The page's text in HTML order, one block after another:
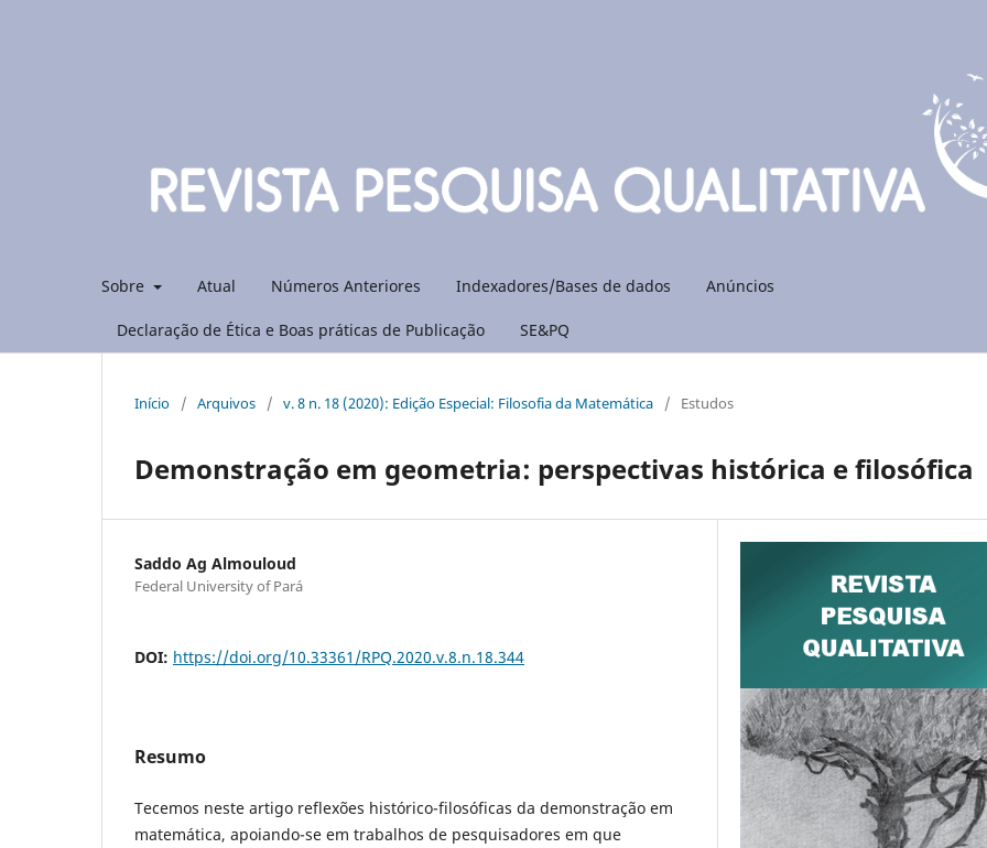
Sobre Atual Números Anteriores Indexadores/Bases de dados Anúncios
Declaração de Ética e Boas práticas de Publicação SE&PQ
Início / Arquivos / v. 8 n. 18 (2020): Edição Especial: Filosofia da Matemática / Estudos
Demonstração em geometria: perspectivas histórica e filosófica
Saddo Ag Almouloud
Federal University of Pará
DOI: https://doi.org/10.33361/RPQ.2020.v.8.n.18.344
Resumo
Tecemos neste artigo reflexões histórico-filosóficas da demonstração em
matemática, apoiando-se em trabalhos de pesquisadores em que